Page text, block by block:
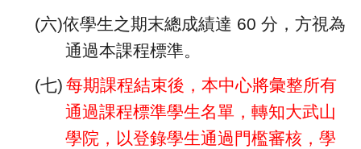
(六)依學生之期末總成績達 60 分，方視為
通過本課程標準。
(七) 每期課程結束後，本中心將彙整所有
通過課程標準學生名單，轉知大武山
學院，以登錄學生通過門檻審核，學